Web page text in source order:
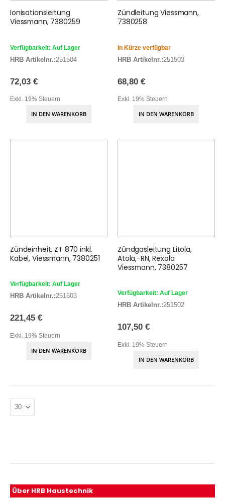
Ionisationsleitung
Viessmann, 7380259
Verfügbarkeit: Auf Lager
HRB Artikelnr.:251504
72,03 €
Exkl. 19% Steuern
IN DEN WARENKORB
Zündleitung Viessmann,
7380258
In Kürze verfügbar
HRB Artikelnr.:251503
68,80 €
Exkl. 19% Steuern
IN DEN WARENKORB
Zündeinheit, ZT 870 inkl.
Kabel, Viessmann, 7380251
Verfügbarkeit: Auf Lager
HRB Artikelnr.:251603
221,45 €
Exkl. 19% Steuern
IN DEN WARENKORB
Zündgasleitung Litola,
Atola,-RN, Rexola
Viessmann, 7380257
Verfügbarkeit: Auf Lager
HRB Artikelnr.:251502
107,50 €
Exkl. 19% Steuern
IN DEN WARENKORB
Über HRB Haustechnik